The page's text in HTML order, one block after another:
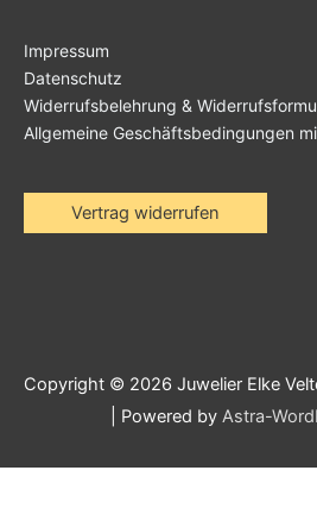
Impressum
Datenschutz
Widerrufsbelehrung &
Allgemeine Geschäftsbedingungen
Vertrag widerrufen
Copyright © 2026 Juwelier Elke
| Powered by Astra-